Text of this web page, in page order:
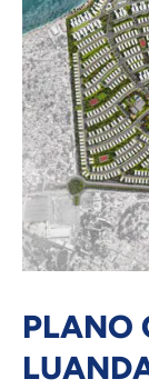
PLANO